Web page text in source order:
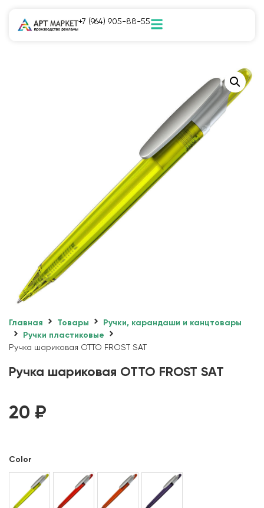
+7 (964) 905-88-55
Главная Товары
Ручки, карандаши и канцтовары
Ручки пластиковые
Ручка шариковая OTTO FROST SAT
Ручка шариковая OTTO FROST SAT
20 ₽
Color